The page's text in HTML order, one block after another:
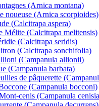
(Arnica montana)
noueuse (Arnica scorpioides)
(Calcitrapa aspera)
Mélite (Calcitrapa melitensis)
(Calcitrapa seridis)
(Calcitrapa sonchifolia)
(Campanula allionii)
(Campanula barbata)
de pâquerette
(Campanula bocconi)
cenis (Campanula